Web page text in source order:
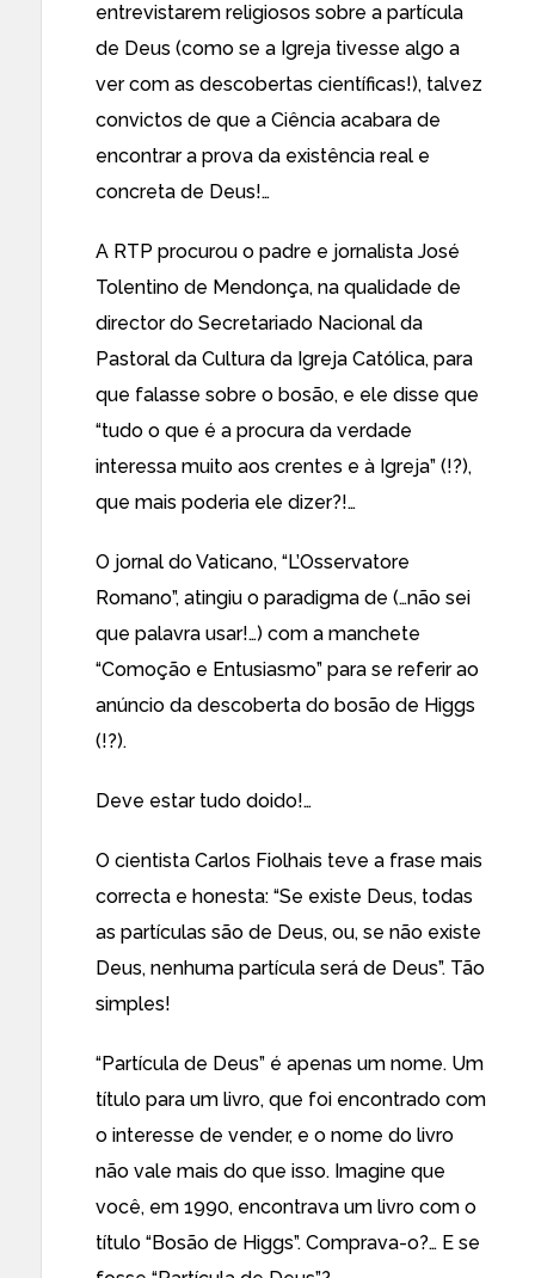
entrevistarem religiosos sobre a partícula
de Deus (como se a Igreja tivesse algo a
ver com as descobertas científicas!), talvez
convictos de que a Ciência acabara de
encontrar a prova da existência real e
concreta de Deus!…
A RTP procurou o padre e jornalista José
Tolentino de Mendonça, na qualidade de
director do Secretariado Nacional da
Pastoral da Cultura da Igreja Católica, para
que falasse sobre o bosão, e ele disse que
“tudo o que é a procura da verdade
interessa muito aos crentes e à Igreja” (!?),
que mais poderia ele dizer?!…
O jornal do Vaticano, “L’Osservatore
Romano”, atingiu o paradigma de (…não sei
que palavra usar!…) com a manchete
“Comoção e Entusiasmo” para se referir ao
anúncio da descoberta do bosão de Higgs
(!?).
Deve estar tudo doido!…
O cientista Carlos Fiolhais teve a frase mais
correcta e honesta: “Se existe Deus, todas
as partículas são de Deus, ou, se não existe
Deus, nenhuma partícula será de Deus”. Tão
simples!
“Partícula de Deus” é apenas um nome. Um
título para um livro, que foi encontrado com
o interesse de vender, e o nome do livro
não vale mais do que isso. Imagine que
você, em 1990, encontrava um livro com o
título “Bosão de Higgs”. Comprava-o?… E se